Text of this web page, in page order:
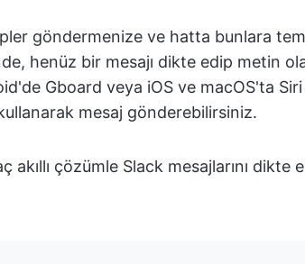
göndermenize ve hatta bunlara
henüz bir mesajı dikte edip metin
Gboard veya iOS ve macOS'ta Siri
mesaj gönderebilirsiniz.
akıllı çözümle Slack mesajlarını dikte